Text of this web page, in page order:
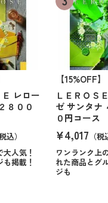
レロー
８００
込）
人気！
掲載！
【15%OFF】
ＬＥＲＯＳ
ゼ サンタナ
０円コース
¥4,017 （
ワンランク上
れた商品とグ
ジも